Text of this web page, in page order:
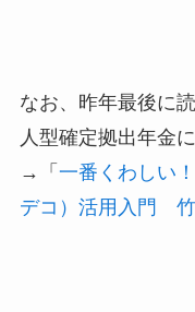
なお、昨年最後に
人型確定拠出年金
→「 一番くわしい
デコ）活用入門